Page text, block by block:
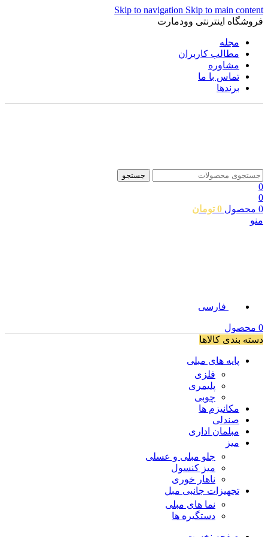
Skip to navigation Skip to main content
فروشگاه اینترنتی وودمارت
مجله
مطالب کاربران
مشاوره
تماس با ما
برندها
جستجو
0
0
0 محصول 0 تومان
منو
فارسی
0 محصول
دسته بندی کالاها
پایه های مبلی
فلزی
پلیمری
چوبی
مکانیزم ها
صندلی
مبلمان اداری
میز
جلو مبلی و عسلی
میز کنسول
ناهار خوری
تجهیزات جانبی مبل
نما های مبلی
دستگیره ها